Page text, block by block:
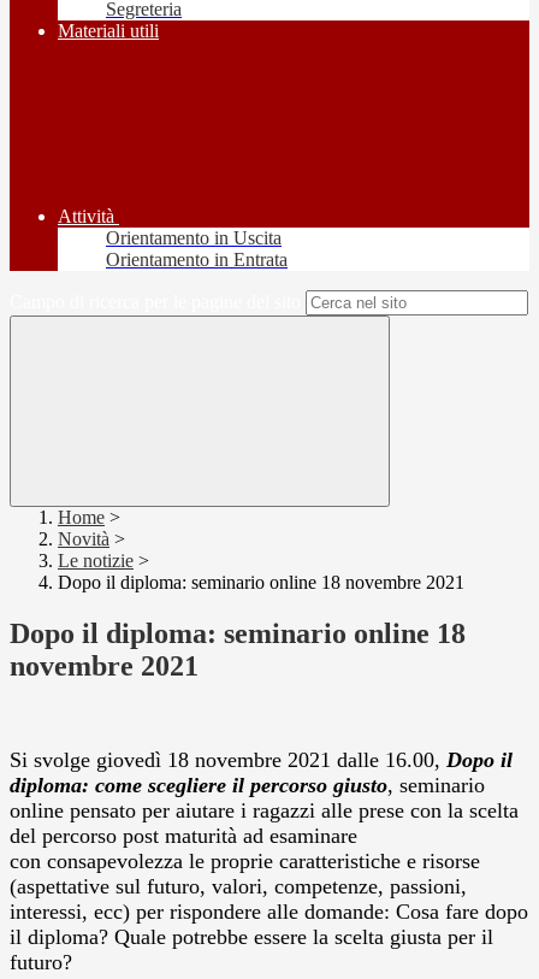
Segreteria
Materiali utili
Attività
Orientamento in Uscita
Orientamento in Entrata
Home >
Novità >
Le notizie >
Dopo il diploma: seminario online 18 novembre 2021
Dopo il diploma: seminario online 18
novembre 2021
Si svolge giovedì 18 novembre 2021 dalle 16.00, Dopo il
diploma: come scegliere il percorso giusto, seminario
online pensato per aiutare i ragazzi alle prese con la scelta
del percorso post maturità ad esaminare
con consapevolezza le proprie caratteristiche e risorse
(aspettative sul futuro, valori, competenze, passioni,
interessi, ecc) per rispondere alle domande: Cosa fare dopo
il diploma? Quale potrebbe essere la scelta giusta per il
futuro?